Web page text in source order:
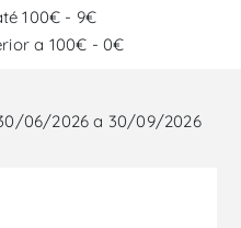
100€ - 9€
a 100€ - 0€
06/2026 a 30/09/2026